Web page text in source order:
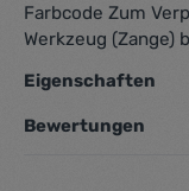
Farbcode Zum
Werkzeug (Zange)
Eigenschaften
Bewertungen